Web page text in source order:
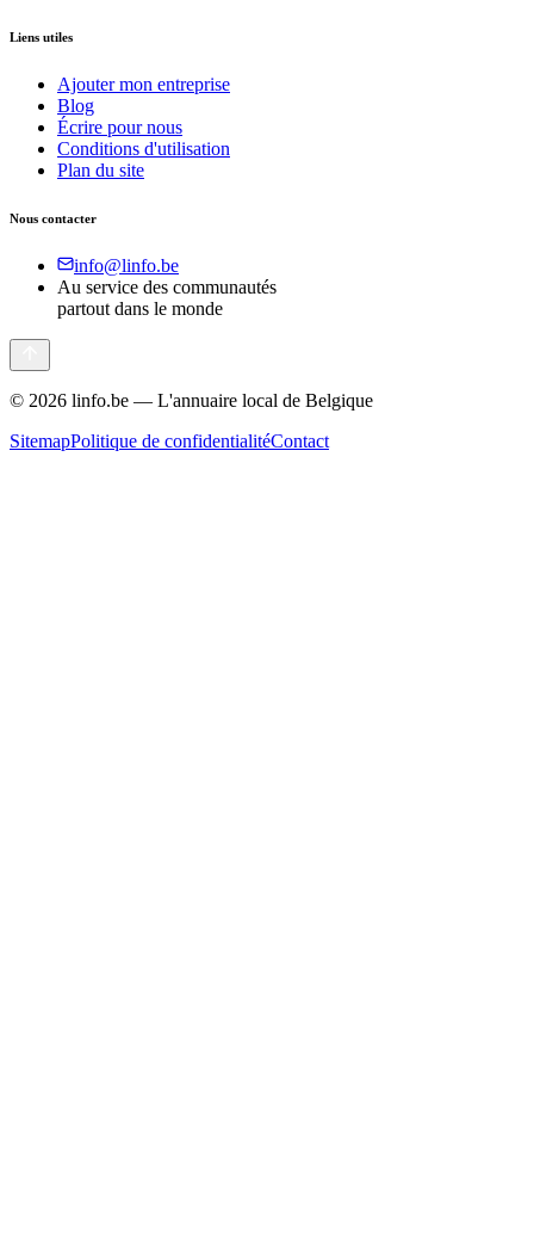
Liens utiles
Ajouter mon entreprise
Blog
Écrire pour nous
Conditions d'utilisation
Plan du site
Nous contacter
info@linfo.be
Au service des communautés
partout dans le monde
© 2026 linfo.be — L'annuaire local de Belgique
SitemapPolitique de confidentialitéContact